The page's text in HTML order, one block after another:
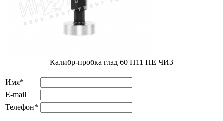
Калибр-пробка глад 60 H11 НЕ ЧИЗ
Имя*
E-mail
Телефон*